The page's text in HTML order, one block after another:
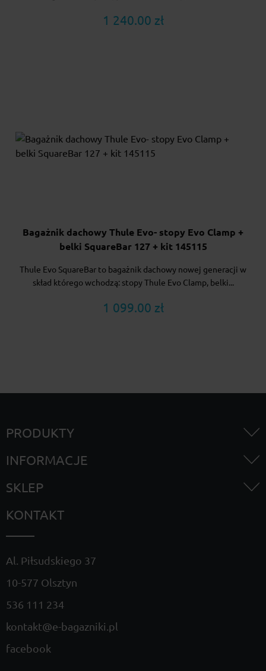
1 240.00 zł
Bagażnik dachowy Thule Evo- stopy Evo Clamp +
belki SquareBar 127 + kit 145115
Thule Evo SquareBar to bagażnik dachowy nowej generacji w
skład którego wchodzą: stopy Thule Evo Clamp, belki...
1 099.00 zł
PRODUKTY
INFORMACJE
SKLEP
KONTAKT
Al. Piłsudskiego 37
10-577 Olsztyn
536 111 234
kontakt@e-bagazniki.pl
facebook